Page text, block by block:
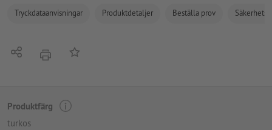
Tryckdataanvisningar Produktdetaljer Beställa prov
Dela erbjudandePå anteckningslistan
Produktfärg
turkos